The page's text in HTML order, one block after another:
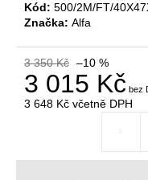
Kód: 500/2M/FT/
Značka: Alfa
3 350 Kč –10 %
3 015 Kč
3 648 Kč včetně DPH
JEDNACÍ
STŮL
220
X
120
76,2